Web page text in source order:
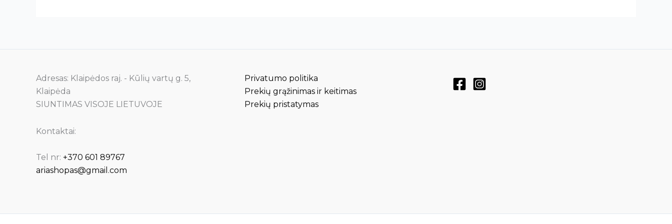
Adresas: Klaipėdos raj. - Kūlių vartų g. 5,
Klaipėda
SIUNTIMAS VISOJE LIETUVOJE
Kontaktai:
Tel nr: +370 601 89767
ariashopas@gmail.com
Privatumo politika
Prekių grąžinimas ir keitimas
Prekių pristatymas